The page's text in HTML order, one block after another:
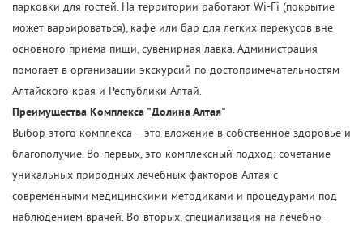
парковки для гостей. На территории работают Wi-Fi (покрытие
может варьироваться), кафе или бар для легких перекусов вне
основного приема пищи, сувенирная лавка. Администрация
помогает в организации экскурсий по достопримечательностям
Алтайского края и Республики Алтай.
Преимущества Комплекса "Долина Алтая"
Выбор этого комплекса – это вложение в собственное здоровье и
благополучие. Во-первых, это комплексный подход: сочетание
уникальных природных лечебных факторов Алтая с
современными медицинскими методиками и процедурами под
наблюдением врачей. Во-вторых, специализация на лечебно-